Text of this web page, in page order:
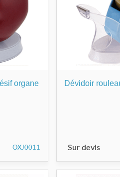
organe
OXJ0011
Dévidoir
Sur devis